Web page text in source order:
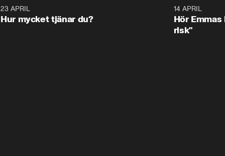
23 APRIL
Hur mycket tjänar du?
14 APRIL
Hör
risk"